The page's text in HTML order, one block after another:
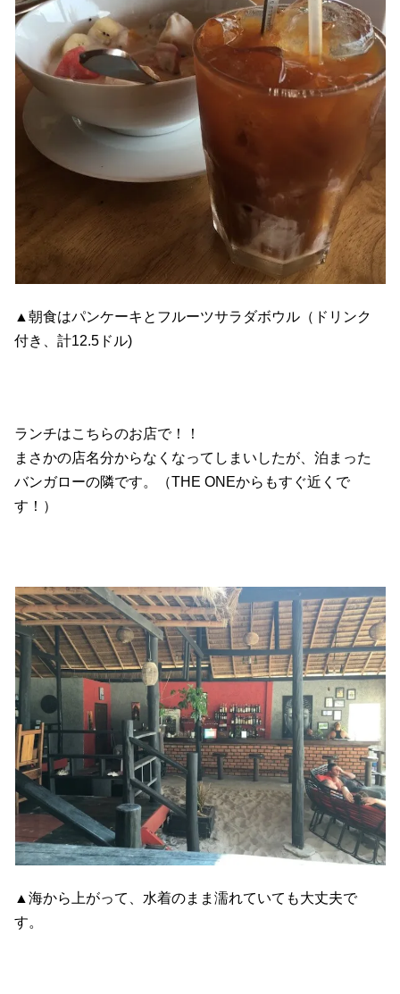
▲朝食はパンケーキとフルーツサラダボウル（ドリンク
付き、計12.5ドル)
ランチはこちらのお店で！！
まさかの店名分からなくなってしまいしたが、泊まった
バンガローの隣です。（THE ONEからもすぐ近くで
す！）
▲海から上がって、水着のまま濡れていても大丈夫で
す。